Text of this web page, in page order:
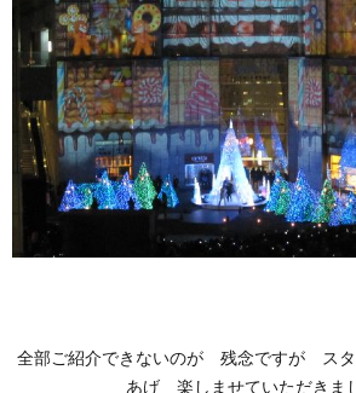
全部ご紹介できないのが 残念ですが ス
あげ 楽しませていただきま